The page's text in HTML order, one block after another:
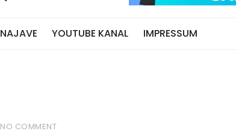
NAJAVE YOUTUBE KANAL IMPRESSUM
NO COMMENT